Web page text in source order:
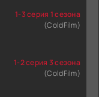
1-3 серия 1 сезона
(ColdFilm)
1-2 серия 3 сезона
(ColdFilm)